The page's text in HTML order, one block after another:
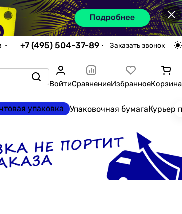
×
+7 (495) 504-37-89 Заказать звонок
ВойтиСравнениеИзбранноеКорзина
упаковка Упаковочная бумагаКурьер